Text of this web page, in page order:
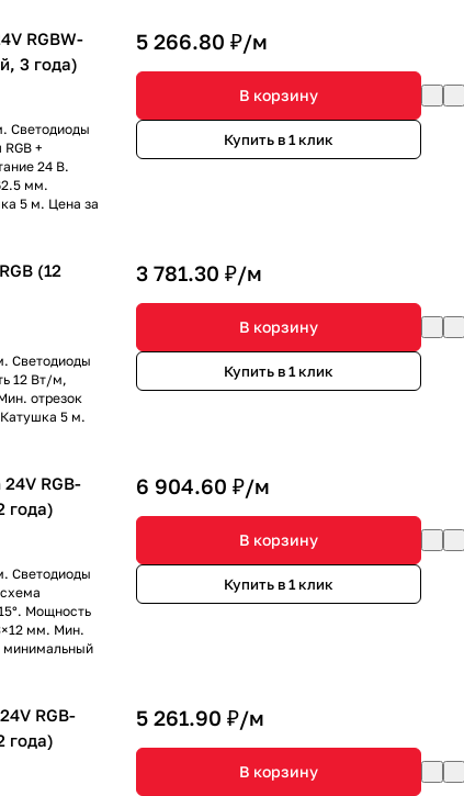
RGBW-
3 года)
Светодиоды
+
24 В.
мм.
5 м. Цена за
5 266.80 ₽/м
В корзину
Купить в 1 клик
(12
Светодиоды
12 Вт/м,
отрезок
5 м.
3 781.30 ₽/м
В корзину
Купить в 1 клик
RGB-
года)
Светодиоды
Мощность
мм. Мин.
минимальный
6 904.60 ₽/м
В корзину
Купить в 1 клик
RGB-
года)
5 261.90 ₽/м
В корзину